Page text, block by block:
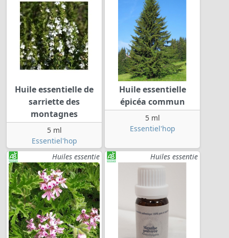
Huile essentielle de
sarriette des
montagnes
5 ml
Essentiel'hop
Huile essentielle
épicéa commun
5 ml
Essentiel'hop
Huiles essentie Huiles essentie